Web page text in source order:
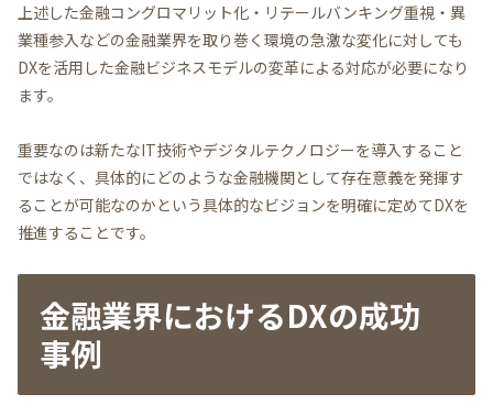
上述した金融コングロマリット化・リテールバンキング重視・異
業種参入などの金融業界を取り巻く環境の急激な変化に対しても
DXを活用した金融ビジネスモデルの変革による対応が必要になり
ます。
重要なのは新たなIT技術やデジタルテクノロジーを導入すること
ではなく、具体的にどのような金融機関として存在意義を発揮す
ることが可能なのかという具体的なビジョンを明確に定めてDXを
推進することです。
金融業界におけるDXの成功
事例